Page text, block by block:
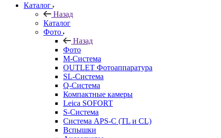
Каталог
Назад
Каталог
Фото
Назад
Фото
M-Система
OUTLET Фотоаппаратура
SL-Система
Q-Cистема
Компактные камеры
Leica SOFORT
S-Система
Система APS-C (TL и CL)
Вспышки